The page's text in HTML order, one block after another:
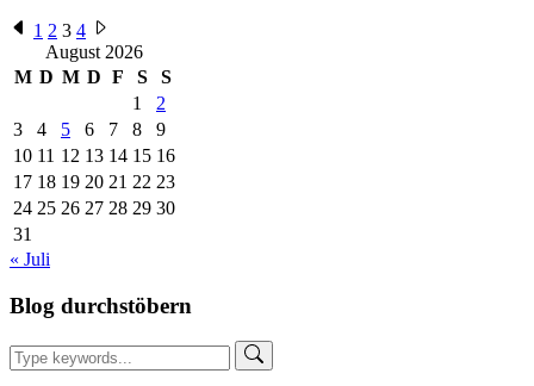
Seitennummerierung
der
1 2 3 4
August 2026
M D M D F S
S
1
2
3
4 5 6 7 8
9
10 11 12 13 14 15 16
17 18 19 20 21 22 23
24 25 26 27 28 29 30
31
« Juli
Blog durchstöbern